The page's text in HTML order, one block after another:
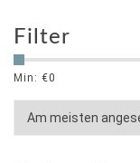
Filter
Min: €0